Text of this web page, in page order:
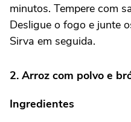
minutos. Tempere com
Desligue o fogo e junte
Sirva em seguida.
2. Arroz com polvo e
Ingredientes